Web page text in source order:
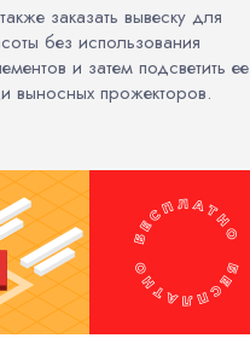
заказать вывеску для
без использования
и затем подсветить ее
выносных прожекторов.